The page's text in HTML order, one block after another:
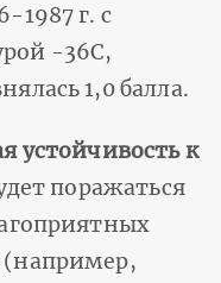
1987 г. с
-36С,
1,0 балла.
устойчивость к
поражаться
(например,